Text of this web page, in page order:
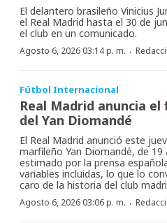
El delantero brasileño Vinicius
el Real Madrid hasta el 30 de
el club en un comunicado.
Agosto 6, 2026 03:14 p. m. ·
Fútbol Internacional
Real Madrid anuncia el
del Yan Diomandé
El Real Madrid anunció este
marfileño Yan Diomandé, de
estimado por la prensa
variables incluidas, lo que lo
caro de la historia del club
Agosto 6, 2026 03:06 p. m. ·